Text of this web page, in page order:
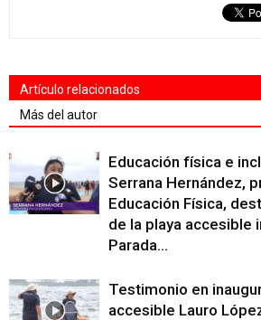
Artículo relacionados
Más del autor
Educación física e
Serrana Hernández,
Educación Física,
de la playa accesible
Parada...
Testimonio en
accesible Lauro